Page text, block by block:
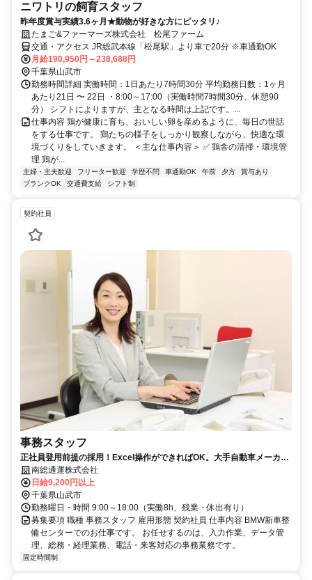
ニワトリの飼育スタッフ
昨年度賞与実績3.6ヶ月★動物が好きな方にピッタリ♪
たまご&ファーマーズ株式会社 松尾ファーム
交通・アクセス JR総武本線「松尾駅」より車で20分 ※車通勤OK
月給190,950円～238,688円
千葉県山武市
勤務時間詳細 実働時間：1日あたり7時間30分 平均勤務日数：1ヶ月
あたり21日 〜 22日 ・8:00～17:00（実働時間7時間30分、休憩90
分） シフトによりますが、主となる時間は上記です。...
仕事内容 鶏が健康に育ち、おいしい卵を産めるように、毎日の世話
をする仕事です。 鶏たちの様子をしっかり観察しながら、快適な環
境づくりをしていきます。 ＜主な仕事内容＞ ✅ 鶏舎の清掃・環境管
理 鶏が...
主婦・主夫歓迎 フリーター歓迎 学歴不問 車通勤OK 午前 夕方
賞与あり
ブランクOK
交通費支給 シフト制
契約社員
事務スタッフ
正社員登用前提の採用！Excel操作ができればOK。大手自動車メーカー
の事務ワーク。基本土日祝休み。
南総通運株式会社
日給9,200円以上
千葉県山武市
勤務曜日・時間 9:00～18:00（実働8h、残業・休出有り）
募集要項 職種 事務スタッフ 雇用形態 契約社員 仕事内容 BMW新車整
備センターでのお仕事です。 お任せするのは、入力作業、データ管
理、総務・経理業務、電話・来客対応の事務業務です。
固定時間制